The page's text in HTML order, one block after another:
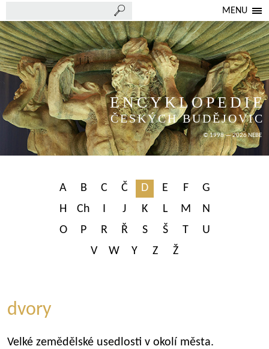
MENU
ENCYKLOPEDIE
ČESKÝCH BUDĚJOVIC
© 1998 — 2026 NEBE
A B C Č D E F
G
H
Ch I J K L M
N
O
P R Ř S Š T
U
V
W Y Z Ž
dvory
Velké zemědělské usedlosti v okolí města.